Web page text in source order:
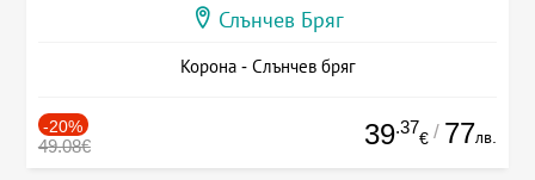
Слънчев Бряг
Корона - Слънчев бряг
-20%
49.08€ 39.37
€ / 77лв.